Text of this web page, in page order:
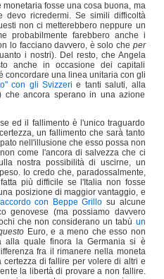
fosse una cosa buona, ma
ricredermi. Se simili difficoltà
non ci metterebbero neppure un
probabilmente farebbero anche i
lo facciano davvero, è solo che per
i nostri). Del resto, che Angela
anche in occasione dei capitali
concordare una linea unitaria con gli
con gli Svizzeri e tanti saluti, alla
che ancora sperano in una azione
ed il fallimento è l'unico traguardo
un fallimento che sarà tanto
nell'illusione che esso possa non
come l'ancora di salvezza che ci
nostra possibilità di uscirne, un
Io credo che, paradossalmente,
più difficile se l'Italia non fosse
posizione di maggior vantaggio, e
con Beppe Grillo su alcune
genovese (ma possiamo davvero
che non considerano un tabù un
Euro, e a meno che esso non
alla quale finora la Germania si è
fra il rimanere nella moneta
di fallire per volere di altri e
la libertà di provare a non fallire.